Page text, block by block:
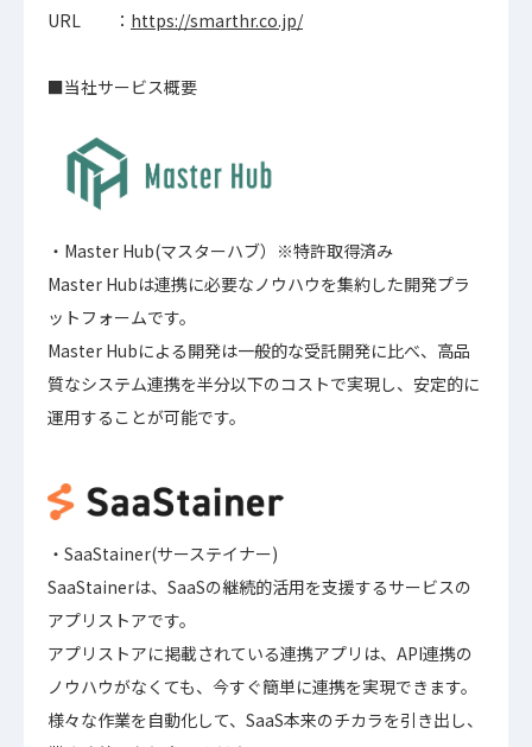
URL ： https://smarthr.co.jp/
■当社サービス概要
・Master Hub(マスターハブ）※特許取得済み
Master Hubは連携に必要なノウハウを集約した開発プラ
ットフォームです。
Master Hubによる開発は一般的な受託開発に比べ、高品
質なシステム連携を半分以下のコストで実現し、安定的に
運用することが可能です。
・SaaStainer(サーステイナー)
SaaStainerは、SaaSの継続的活用を支援するサービスの
アプリストアです。
アプリストアに掲載されている連携アプリは、API連携の
ノウハウがなくても、今すぐ簡単に連携を実現できます。
様々な作業を自動化して、SaaS本来のチカラを引き出し、